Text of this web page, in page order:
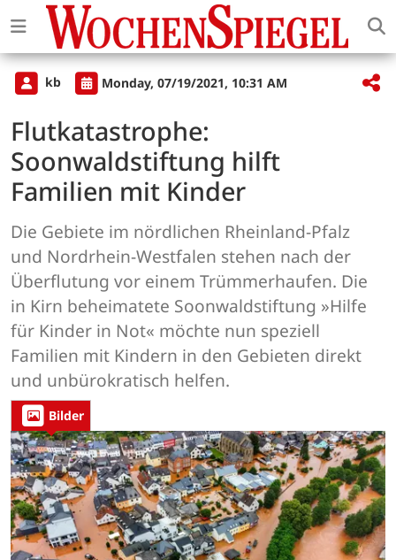
kb Monday, 07/19/2021, 10:31 AM
Flutkatastrophe:
Soonwaldstiftung hilft
Familien mit Kinder
Die Gebiete im nördlichen Rheinland-Pfalz
und Nordrhein-Westfalen stehen nach der
Überflutung vor einem Trümmerhaufen. Die
in Kirn beheimatete Soonwaldstiftung »Hilfe
für Kinder in Not« möchte nun speziell
Familien mit Kindern in den Gebieten direkt
und unbürokratisch helfen.
Bilder